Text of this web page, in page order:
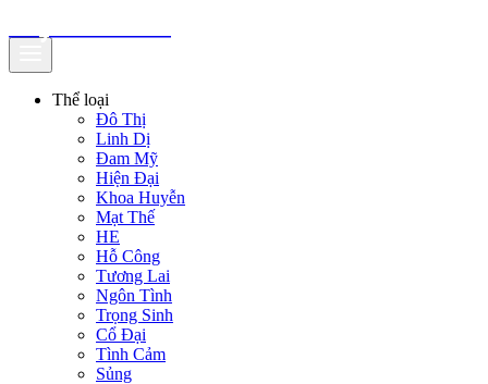
Thể loại
Đô Thị
Linh Dị
Đam Mỹ
Hiện Đại
Khoa Huyễn
Mạt Thế
HE
Hỗ Công
Tương Lai
Ngôn Tình
Trọng Sinh
Cổ Đại
Tình Cảm
Sủng